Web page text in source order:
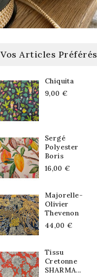
Vos Articles Préférés
Chiquita
9,00 €
Sergé
Polyester
Boris
16,00 €
Majorelle-
Olivier
Thevenon
44,00 €
Tissu
Cretonne
SHARMA...